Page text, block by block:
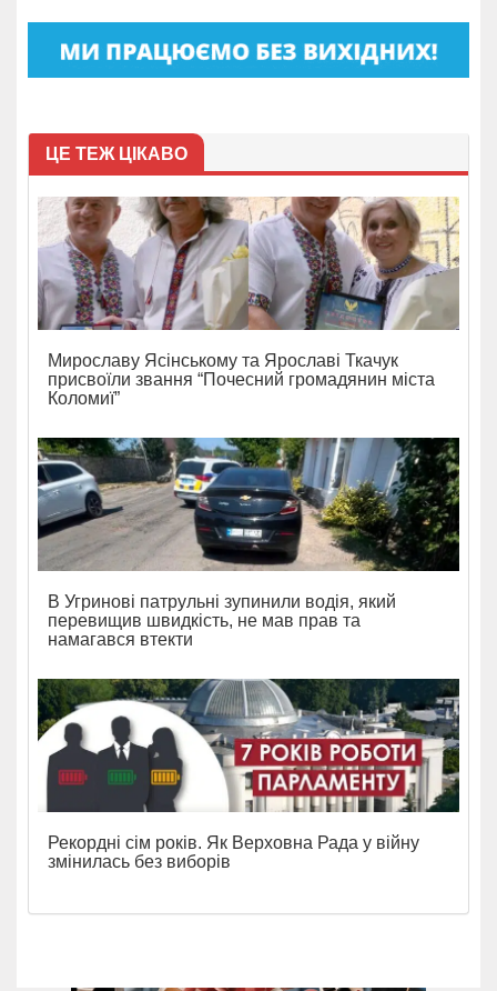
ЦЕ ТЕЖ ЦІКАВО
Мирославу Ясінському та Ярославі Ткачук
присвоїли звання “Почесний громадянин міста
Коломиї”
В Угринові патрульні зупинили водія, який
перевищив швидкість, не мав прав та
намагався втекти
Рекордні сім років. Як Верховна Рада у війну
змінилась без виборів